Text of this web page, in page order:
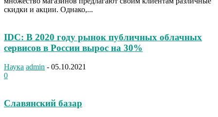
скидки и акции. Однако,...
IDC: В 2020 году рынок публичных облачных
сервисов в России вырос на 30%
Наука admin - 05.10.2021
0
Славянский базар